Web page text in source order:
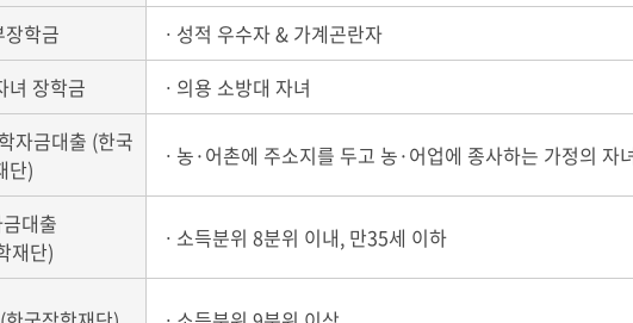
학금
ㆍ성적 우수자 & 가계곤란자
녀 장학금
ㆍ의용 소방대 자녀
자금대출 (한국
단)
ㆍ농·어촌에 주소지를 두고 농·어업에 종사하는 가정의 자
대출
재단)
ㆍ소득분위 8분위 이내, 만35세 이하